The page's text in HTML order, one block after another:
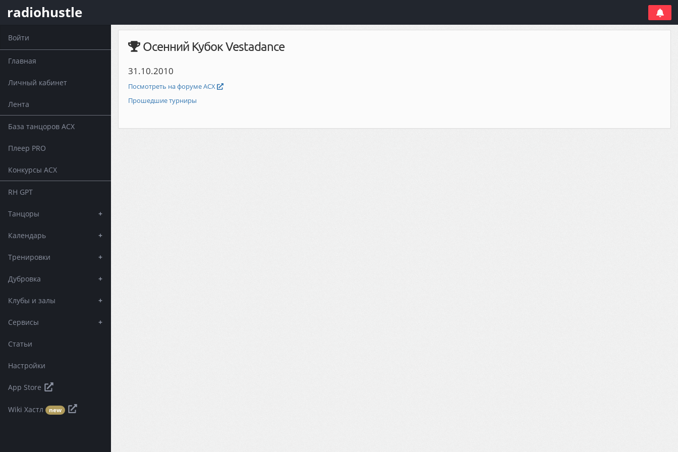
radiohustle
Войти
Главная
Личный кабинет
Лента
База танцоров АСХ
Плеер PRO
Конкурсы АСХ
RH GPT
Танцоры +
Календарь +
Тренировки +
Дубровка +
Клубы и залы +
Сервисы +
Статьи
Настройки
App Store
Wiki Хастл new
Осенний Кубок Vestadance
31.10.2010
Посмотреть на форуме АСХ
Прошедшие турниры